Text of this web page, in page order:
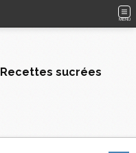
MENU
Recettes sucrées